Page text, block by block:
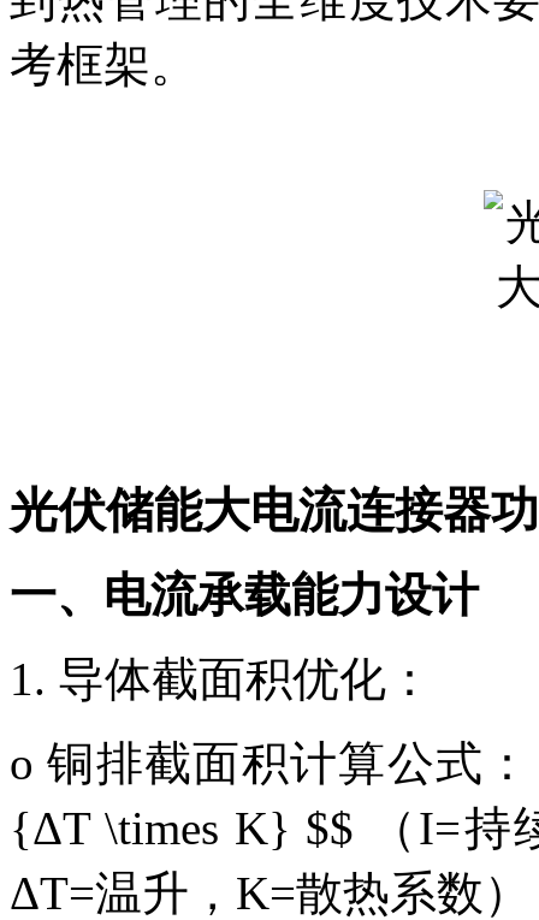
考框架。
光伏储能大电流连接器
一、电流承载能力设计
1. 导体截面积优化 ：
o 铜排截面积计算公式
{ΔT \times K} $$ （I=持
ΔT=温升，K=散热系数）